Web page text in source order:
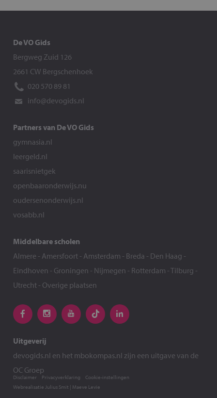
De VO Gids
Bergweg Zuid 126
2661 CW Bergschenhoek
020 570 89 81
info@devogids.nl
Partners van De VO Gids
gymnasia.nl
leergeld.nl
saarisnietgek
openbaaronderwijs.nu
oudersenonderwijs.nl
vosabb.nl
Middelbare scholen
Almere - Amersfoort- Amsterdam - Breda - Den Haag -
Eindhoven - Groningen - Nijmegen - Rotterdam -Tilburg -
Utrecht- Overige plaatsen
Uitgeverij
devogids.nl en het mbokompas.nl zijn een uitgave van de
OC Groep
Webrealisatie Julius Smit | Maeve Levie
Disclaimer Privacyverklaring Cookie-instellingen